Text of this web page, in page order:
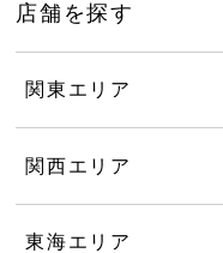
店舗を探す
関東エリア
関西エリア
東海エリア